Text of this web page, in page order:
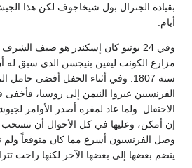
بقيادة الجنرال بول شيخاجوف لكن هذا
أيام.
وفي 24 يونيو كان إسكندر هو ضيف
مزارع الكونت ليفين بنيجسن الذي سبق له
سنة 1807. وفي أثناء الحفل أفضى
الفرنسيين عبروا النيمن إلى روسيا،
الاحتفال. ولما عاد لمقره أصدر الأوامر
إن أمكن، وعليها في كل الأحوال أن تنسحب
وصل الفرنسيون أسرع مما كان متوقعاً ولم
ينضم بعضها إلى بعضها الآخر لكنها راحت